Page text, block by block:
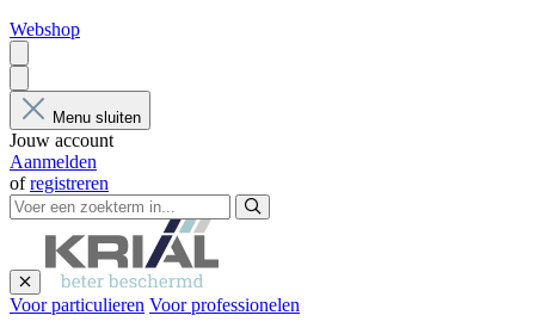
Webshop
Menu sluiten
Jouw account
Aanmelden
ofregistreren
Voor particulieren Voor professionelen